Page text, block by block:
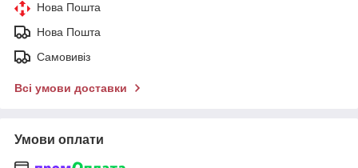
Нова Пошта
Нова Пошта
Самовивіз
Всі умови доставки
Умови оплати